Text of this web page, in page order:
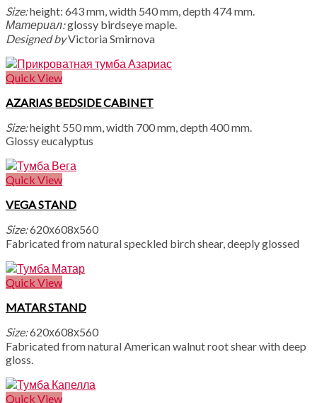
Size:height: 643 mm, width 540 mm, depth 474 mm.
Материал:glossy birdseye maple.
Designed byVictoria Smirnova
Quick View
AZARIAS BEDSIDE CABINET
Size:height 550 mm, width 700 mm, depth 400 mm.
Glossy eucalyptus
Quick View
VEGA STAND
Size:620х608х560
Fabricated from natural speckled birch shear, deeply glossed
Quick View
MATAR STAND
Size:620х608х560
Fabricated from natural American walnut root shear with deep
gloss.
Quick View